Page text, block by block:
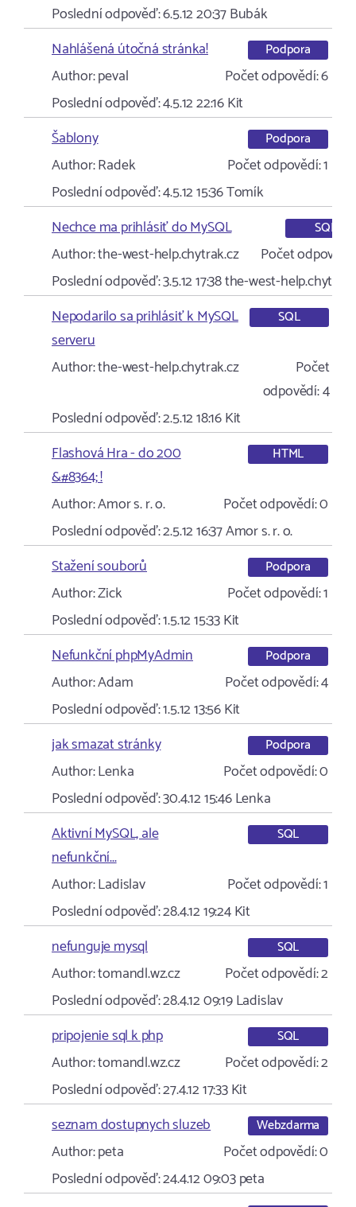
Poslední odpověď:6.5.12 20:37Bubák
Nahlášená útočná stránka!
Podpora
Author:peval Počet odpovědí:6
Poslední odpověď:4.5.12 22:16Kit
Šablony
Podpora
Author:Radek Počet odpovědí:1
Poslední odpověď:4.5.12 15:36Tomík
Nechce ma prihlásiť do MySQL
SQL
Author:the-west-help.chytrak.cz Počet odpovědí:
Poslední odpověď:3.5.12 17:38the-west-
Nepodarilo sa prihlásiť k MySQL
serveru
SQL
Author:the-west-help.chytrak.cz
Počet
odpovědí:4
Poslední odpověď:2.5.12 18:16Kit
Flashová Hra - do 200
&#8364; !
HTML
Author:Amor s. r. o. Počet odpovědí:0
Poslední odpověď:2.5.12 16:37Amor s. r. o.
Stažení souborů
Podpora
Author:Zick Počet odpovědí:1
Poslední odpověď:1.5.12 15:33Kit
Nefunkční phpMyAdmin
Podpora
Author:Adam Počet odpovědí:4
Poslední odpověď:1.5.12 13:56Kit
jak smazat stránky
Podpora
Author:Lenka Počet odpovědí:0
Poslední odpověď:30.4.12 15:46Lenka
Aktivní MySQL, ale
nefunkční...
SQL
Author:Ladislav Počet odpovědí:1
Poslední odpověď:28.4.12 19:24Kit
nefunguje mysql
SQL
Author:tomandl.wz.cz Počet odpovědí:2
Poslední odpověď:28.4.12 09:19Ladislav
pripojenie sql k php
SQL
Author:tomandl.wz.cz Počet odpovědí:2
Poslední odpověď:27.4.12 17:33Kit
seznam dostupnych sluzeb
Webzdarma
Author:peta Počet odpovědí:0
Poslední odpověď:24.4.12 09:03peta